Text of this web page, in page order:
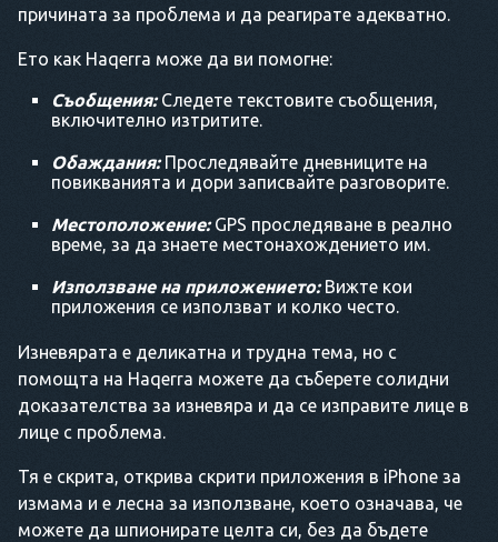
причината за проблема и да реагирате адекватно.
Ето как Haqerra може да ви помогне:
Съобщения:Следете текстовите съобщения,
включително изтритите.
Обаждания:Проследявайте дневниците на
повикванията и дори записвайте разговорите.
Местоположение:GPS проследяване в реално
време, за да знаете местонахождението им.
Използване на приложението:Вижте кои
приложения се използват и колко често.
Изневярата е деликатна и трудна тема, но с
помощта на Haqerra можете да съберете солидни
доказателства за изневяра и да се изправите лице в
лице с проблема.
Тя е скрита, открива скрити приложения в iPhone за
измама и е лесна за използване, което означава, че
можете да шпионирате целта си, без да бъдете